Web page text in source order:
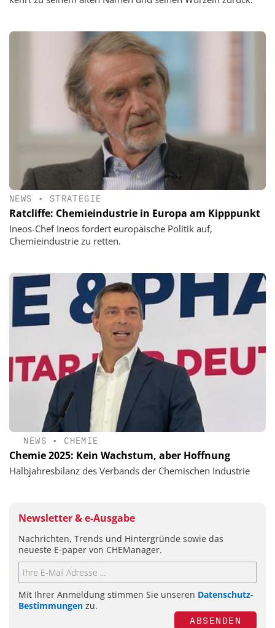
NEWS • STRATEGIE
Ratcliffe: Chemieindustrie in Europa am Kipppunkt
Ineos-Chef Ineos fordert europäische Politik auf,
Chemieindustrie zu retten.
NEWS • CHEMIE
Chemie 2025: Kein Wachstum, aber Hoffnung
Halbjahresbilanz des Verbands der Chemischen Industrie
Newsletter & e-Ausgabe
Nachrichten, Trends und Hintergründe sowie das
neueste E-paper von CHEManager.
Mit Ihrer Anmeldung stimmen Sie unseren Datenschutz-
Bestimmungen zu.
ABSENDEN